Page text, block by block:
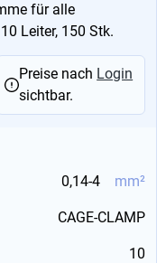
für alle
Leiter, 150 Stk.
0,14-4 mm²
CAGE-CLAMP
10
Preise nach Login
sichtbar.